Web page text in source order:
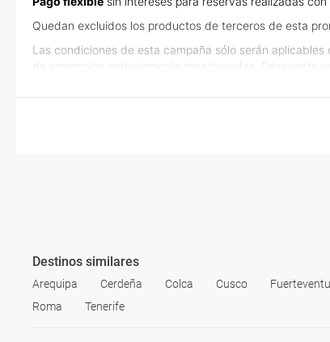
Quedan excluidos los productos de terceros de esta
Las condiciones de esta campaña sólo serán
de promoción anteriormente mencionadas. Descuento
Destinos similares
Arequipa Cerdeña Colca Cusco
Roma
Tenerife